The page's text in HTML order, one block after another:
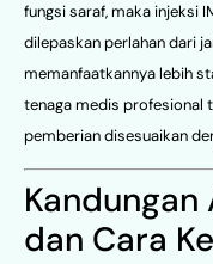
fungsi saraf, maka injeksi
dilepaskan perlahan dari
memanfaatkannya lebih
tenaga medis profesional
pemberian disesuaikan
dan Cara